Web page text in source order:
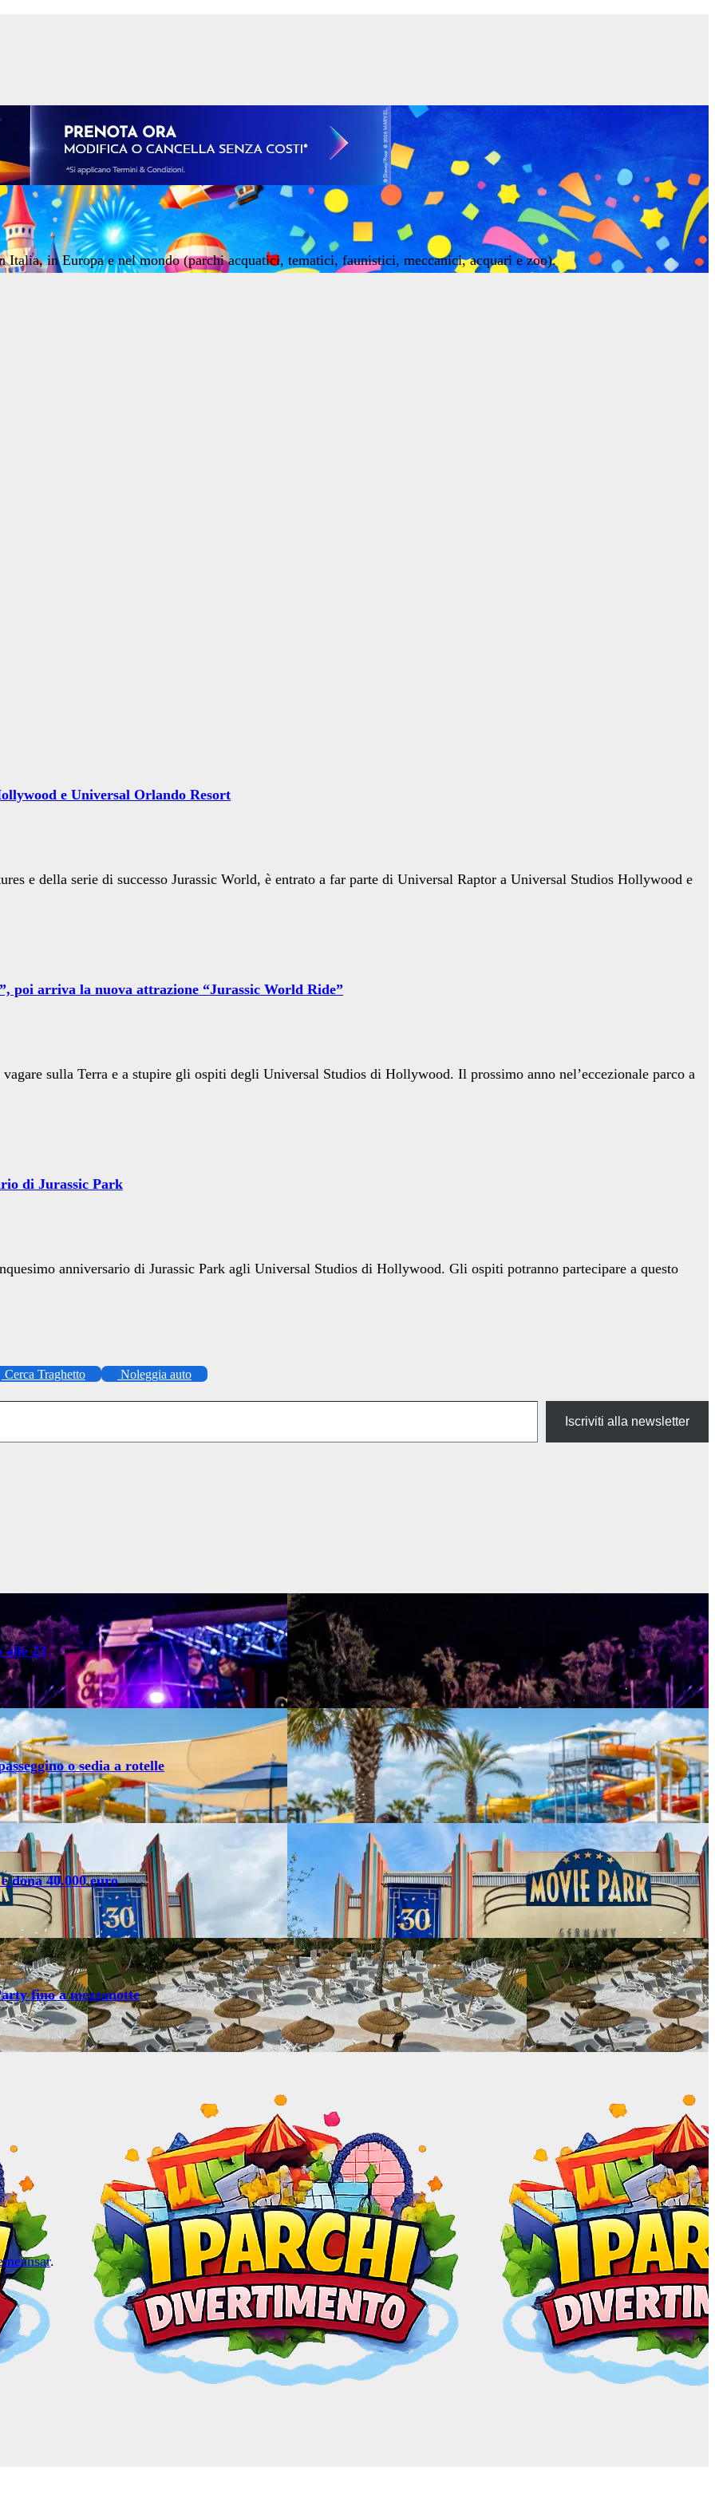
in Europa e nel mondo (parchi acquatici, tematici, faunistici, meccanici, acquari e zoo).
e Universal Orlando Resort
e della serie di successo Jurassic World, è entrato a far parte di Universal Raptor a Universal Studios Hollywood e
poi arriva la nuova attrazione “Jurassic World Ride”
sulla Terra e a stupire gli ospiti degli Universal Studios di Hollywood. Il prossimo anno nel’eccezionale parco a
di Jurassic Park
anniversario di Jurassic Park agli Universal Studios di Hollywood. Gli ospiti potranno partecipare a questo
Cerca Traghetto Noleggia auto
Iscriviti alla newsletter
alle 23
o sedia a rotelle
dona 40.000 euro
fino a mezzanotte
.